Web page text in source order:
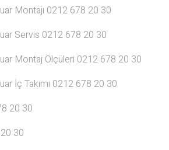
Montajı 0212 678 20 30
Servis 0212 678 20 30
Montaj Ölçüleri 0212 678 20 30
İç Takımı 0212 678 20 30
20 30
30